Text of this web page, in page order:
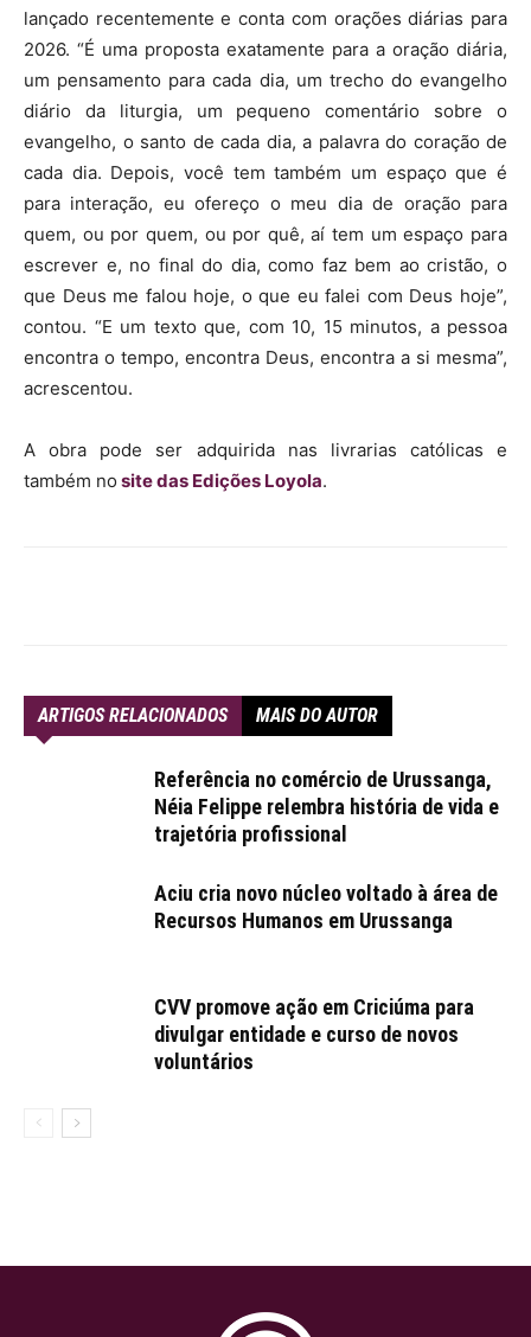
lançado recentemente e conta com orações diárias para
2026. “É uma proposta exatamente para a oração diária,
um pensamento para cada dia, um trecho do evangelho
diário da liturgia, um pequeno comentário sobre o
evangelho, o santo de cada dia, a palavra do coração de
cada dia. Depois, você tem também um espaço que é
para interação, eu ofereço o meu dia de oração para
quem, ou por quem, ou por quê, aí tem um espaço para
escrever e, no final do dia, como faz bem ao cristão, o
que Deus me falou hoje, o que eu falei com Deus hoje”,
contou. “E um texto que, com 10, 15 minutos, a pessoa
encontra o tempo, encontra Deus, encontra a si mesma”,
acrescentou.
A obra pode ser adquirida nas livrarias católicas e
também no site das Edições Loyola.
ARTIGOS RELACIONADOS MAIS DO AUTOR
Referência no comércio de Urussanga,
Néia Felippe relembra história de vida e
trajetória profissional
Aciu cria novo núcleo voltado à área de
Recursos Humanos em Urussanga
CVV promove ação em Criciúma para
divulgar entidade e curso de novos
voluntários